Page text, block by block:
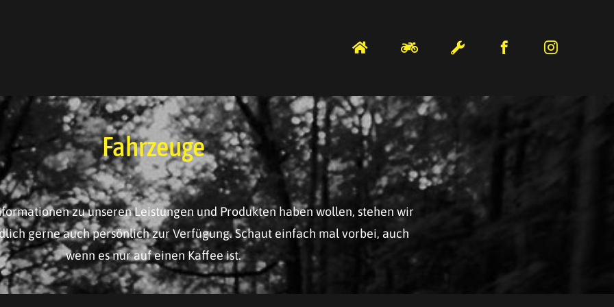
Fahrzeuge
zu unseren Leistungen und Produkten haben wollen, stehen wir
gerne auch persönlich zur Verfügung. Schaut einfach mal vorbei, auch
wenn es nur auf einen Kaffee ist.